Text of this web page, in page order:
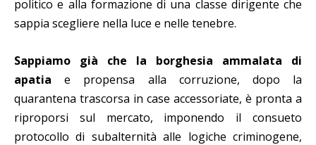
politico e alla formazione di una classe dirigente che
sappia scegliere nella luce e nelle tenebre.
Sappiamo già che la borghesia ammalata di
apatia e propensa alla corruzione, dopo la
quarantena trascorsa in case accessoriate, è pronta a
riproporsi sul mercato, imponendo il consueto
protocollo di subalternità alle logiche criminogene,